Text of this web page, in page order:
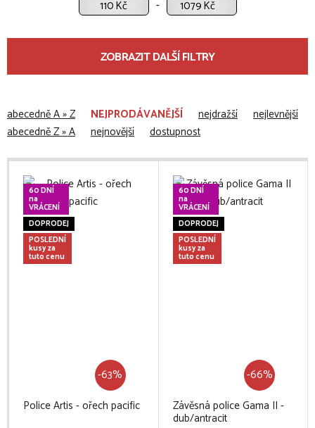
Kč Kč
ZOBRAZIT DALŠÍ FILTRY
abecedně A » Z NEJPRODÁVANĚJŠÍ nejdražší
nejlevnější
abecedně Z » A
nejnovější dostupnost
60 DNÍ
na
VRÁCENÍ
DOPRODEJ
POSLEDNÍ
kusy za
tuto cenu
-63%
Police Artis - ořech pacific
60 DNÍ
na
VRÁCENÍ
DOPRODEJ
POSLEDNÍ
kusy za
tuto cenu
-66%
Závěsná police Gama II -
dub/antracit